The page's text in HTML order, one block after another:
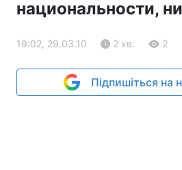
национальности,
19:02, 29.03.10 2 хв. 2
Підпишіться на